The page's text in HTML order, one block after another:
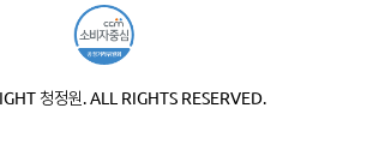
청정원. ALL RIGHTS RESERVED.